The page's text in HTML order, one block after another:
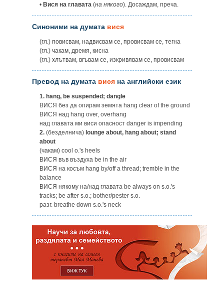
• Вися на главата (на някого). Досаждам, преча.
Синоними на думата вися
(гл.) повисвам, надвисвам се, провисвам се, тегна
(гл.) чакам, дремя, кисна
(гл.) хлътвам, вгъвам се, изкривявам се, провисвам
Превод на думата вися на английски език
1. hang, be suspended; dangle
ВИСЯ без да опирам земята hang clear of the ground
ВИСЯ над hang over, overhang
над главата ми виси опасност danger is impending
2. (безделнича) lounge about, hang about; stand
about
(чакам) cool o.'s heels
ВИСЯ във въздуха be in the air
ВИСЯ на косъм hang by/off a thread; tremble in the
balance
ВИСЯ някому на/над главата be always on s.o.'s
tracks; be after s.o.; bother/pester s.o.
разг. breathe down s.o.'s neck